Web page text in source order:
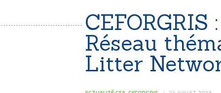
Réseau
Litter